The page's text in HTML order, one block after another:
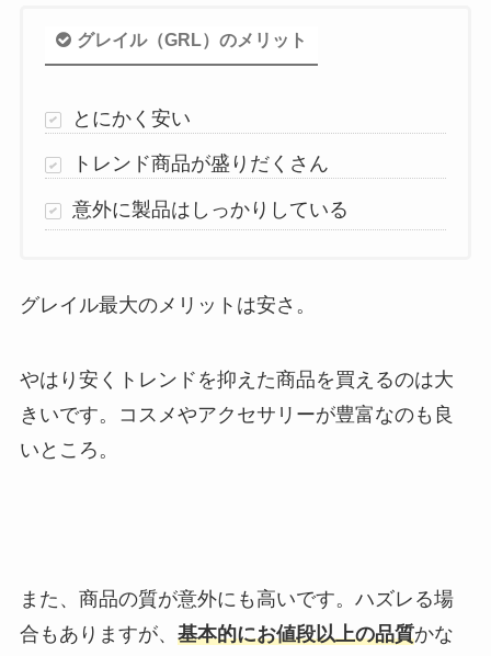
グレイル（GRL）のメリット
とにかく安い
トレンド商品が盛りだくさん
意外に製品はしっかりしている
グレイル最大のメリットは安さ。
やはり安くトレンドを抑えた商品を買えるのは大
きいです。コスメやアクセサリーが豊富なのも良
いところ。
また、商品の質が意外にも高いです。ハズレる場
合もありますが、 基本的にお値段以上の品質かな